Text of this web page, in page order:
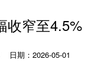
收窄至4.5%
日期：2026-05-01